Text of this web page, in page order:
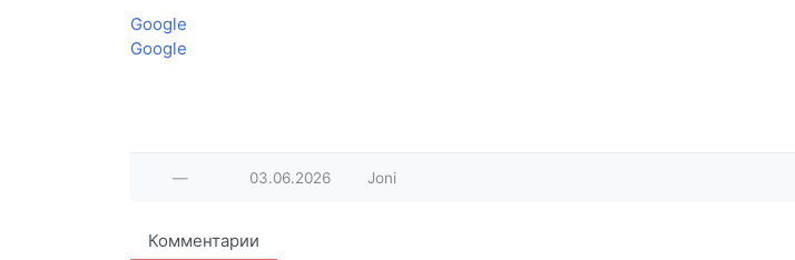
Google
Google
— 03.06.2026 Joni
Комментарии